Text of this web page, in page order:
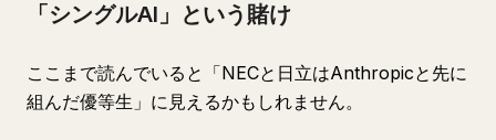
「シングルAI」という賭け
ここまで読んでいると「NECと日立はAnthropicと先に
組んだ優等生」に見えるかもしれません。